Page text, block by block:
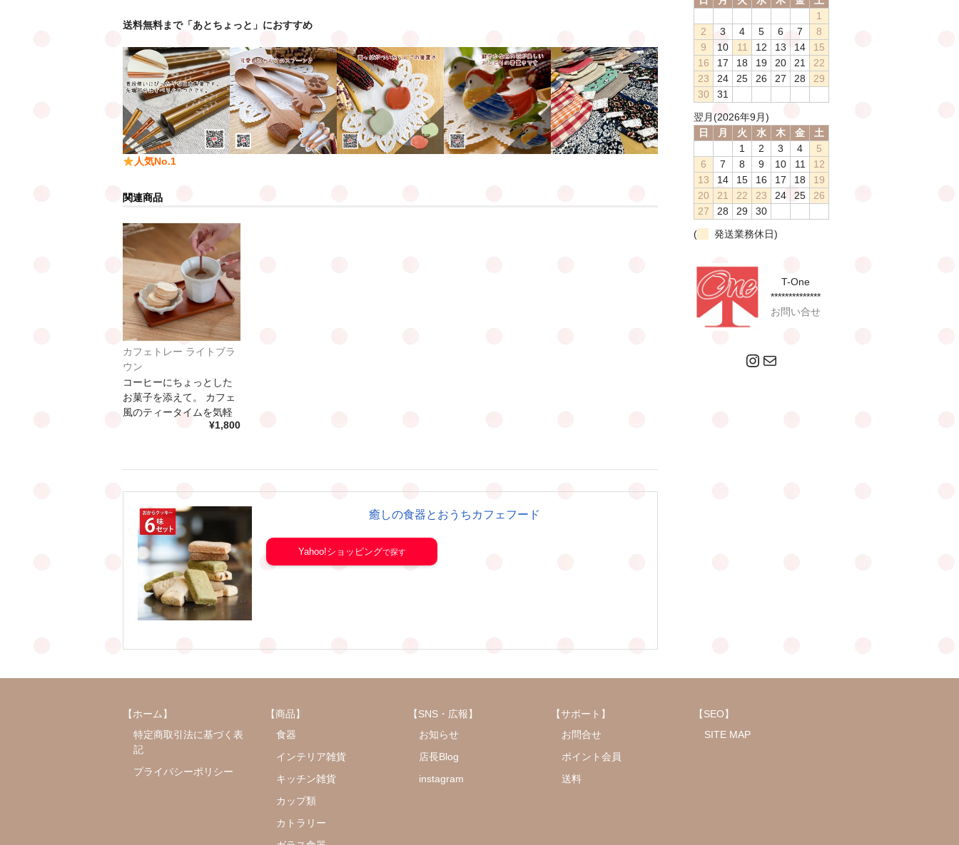
送料無料まで「あとちょっと」におすすめ
人気No.1
関連商品
カフェトレー ライトブラ
ウン
コーヒーにちょっとした
お菓子を添えて。 カフェ
風のティータイムを気軽
¥1,800
癒しの食器とおうちカフェフード
Yahoo!ショッピング
1
2
3 4 5 6 7
8
9
10 11 12 13 14
15
16
17 18 19 20 21
22
23
24 25 26 27 28
29
30
31
翌月(2026年9月)
日
月 火 水 木 金
土
1
2 3 4
5
6
7 8 9 10 11
12
13
14 15 16 17 18
19
20
21 22 23 24 25
26
27
28 29
30
(
発送業務休日)
T-One
**************
お問い合せ
Instagram
メール
【ホーム】
特定商取引法に基づく表
記
プライバシーポリシー
【商品】
食器
インテリア雑貨
キッチン雑貨
カップ類
カトラリー
【SNS・広報】
お知らせ
店長Blog
instagram
【サポート】
お問合せ
ポイント会員
送料
【SEO】
SITE MAP